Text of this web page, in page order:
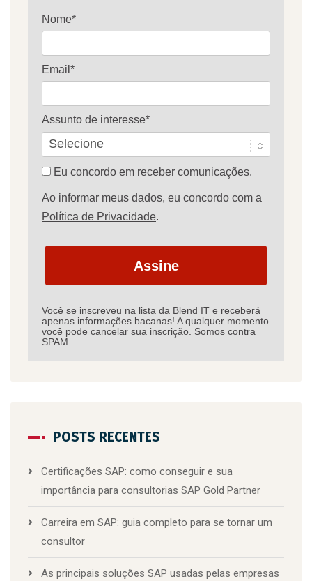
Nome*
Email*
Assunto de interesse*
Eu concordo em receber comunicações.
Ao informar meus dados, eu concordo com a
Política de Privacidade.
Assine
Você se inscreveu na lista da Blend IT e receberá
apenas informações bacanas! A qualquer momento
você pode cancelar sua inscrição. Somos contra
SPAM.
POSTS RECENTES
Certificações SAP: como conseguir e sua
importância para consultorias SAP Gold Partner
Carreira em SAP: guia completo para se tornar um
consultor
As principais soluções SAP usadas pelas empresas